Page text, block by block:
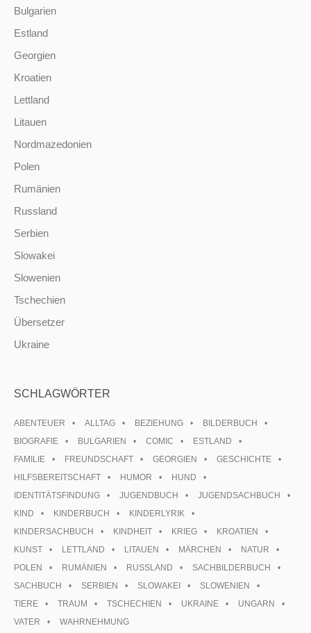
Bulgarien
Estland
Georgien
Kroatien
Lettland
Litauen
Nordmazedonien
Polen
Rumänien
Russland
Serbien
Slowakei
Slowenien
Tschechien
Übersetzer
Ukraine
SCHLAGWÖRTER
ABENTEUER ALLTAG BEZIEHUNG
BILDERBUCH
BIOGRAFIE
BULGARIEN COMIC
ESTLAND
FAMILIE
FREUNDSCHAFT GEORGIEN
GESCHICHTE
HILFSBEREITSCHAFT
HUMOR
HUND
IDENTITÄTSFINDUNG
JUGENDBUCH
JUGENDSACHBUCH
KIND
KINDERBUCH
KINDERLYRIK
KINDERSACHBUCH
KINDHEIT KRIEG
KROATIEN
KUNST
LETTLAND LITAUEN MÄRCHEN
NATUR
POLEN
RUMÄNIEN RUSSLAND
SACHBILDERBUCH
SACHBUCH
SERBIEN SLOWAKEI
SLOWENIEN
TIERE
TRAUM TSCHECHIEN UKRAINE
UNGARN
VATER
WAHRNEHMUNG